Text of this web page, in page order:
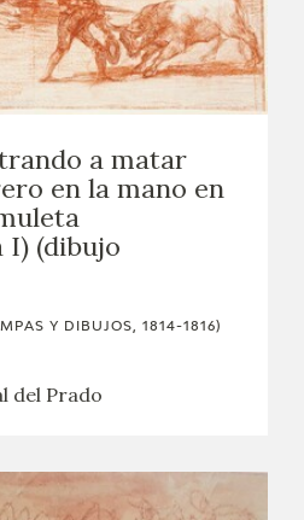
a matar
en la mano en
I) (dibujo
Y DIBUJOS, 1814-1816)
del Prado